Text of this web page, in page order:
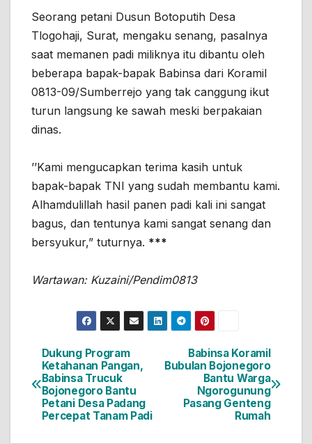
Seorang petani Dusun Botoputih Desa
Tlogohaji, Surat, mengaku senang, pasalnya
saat memanen padi miliknya itu dibantu oleh
beberapa bapak-bapak Babinsa dari Koramil
0813-09/Sumberrejo yang tak canggung ikut
turun langsung ke sawah meski berpakaian
dinas.
’’Kami mengucapkan terima kasih untuk
bapak-bapak TNI yang sudah membantu kami.
Alhamdulillah hasil panen padi kali ini sangat
bagus, dan tentunya kami sangat senang dan
bersyukur,” tuturnya. ***
Wartawan: Kuzaini/Pendim0813
Navigasi
pos
Babinsa Koramil
Bubulan Bojonegoro
Bantu Warga
Ngorogunung
Pasang Genteng
Rumah
Dukung Program
Ketahanan Pangan,
Babinsa Trucuk
Bojonegoro Bantu
Petani Desa Padang
Percepat Tanam Padi